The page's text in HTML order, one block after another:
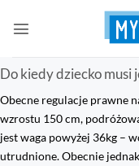
Do kiedy dziecko musi
Obecne regulacje prawne
wzrostu 150 cm,
jest waga powyżej 36kg –
utrudnione. Obecnie